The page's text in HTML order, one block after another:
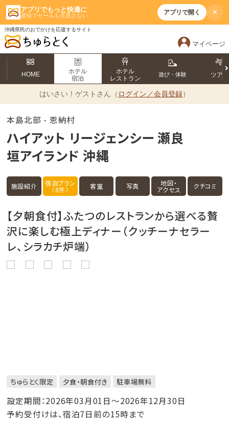
アプリでもっと快適に
通知でセールも見逃さない アプリで開く ×
沖縄県民のおでかけを応援するサイト
マイページ
HOME
ホテル
宿泊
ホテル
レストラン
遊び・体験 ツアー
はいさい！ ゲストさん（ ログイン／会員登録）
本島北部 - 恩納村
ハイアット リージェンシー 瀬良
垣アイランド 沖縄
施設紹介 宿泊プラン
（8件） 客室 写真 地図・
アクセス クチコミ
【夕朝食付】ふたつのレストランから選べる贅
沢に楽しむ極上ディナー（クッチーナセラー
レ、シラカチ炉端）
ちゅらとく限定 夕食・朝食付き 駐車場無料
設定期間：2026年03月01日～2026年12月30日
予約受付けは、宿泊7日前の15時まで